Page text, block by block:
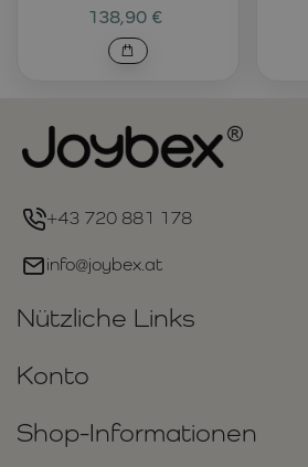
138,90 €
+43 720 881 178
info@joybex.at
Nützliche Links
Konto
Shop-Informationen